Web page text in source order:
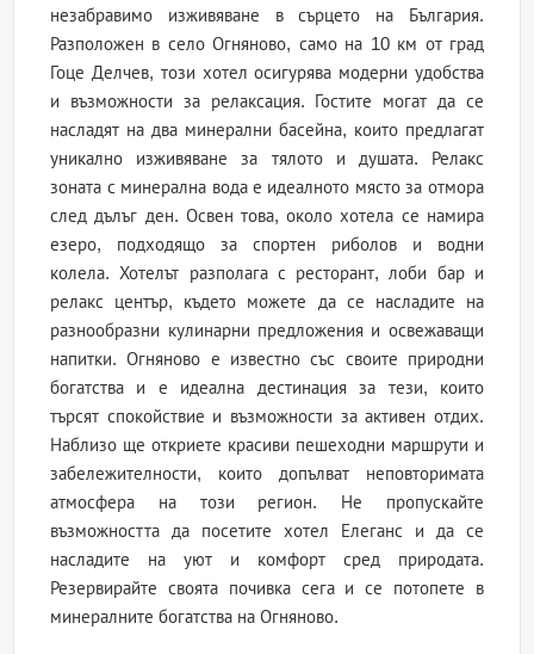
незабравимо изживяване в сърцето на България.
Разположен в село Огняново, само на 10 км от град
Гоце Делчев, този хотел осигурява модерни удобства
и възможности за релаксация. Гостите могат да се
насладят на два минерални басейна, които предлагат
уникално изживяване за тялото и душата. Релакс
зоната с минерална вода е идеалното място за отмора
след дълъг ден. Освен това, около хотела се намира
езеро, подходящо за спортен риболов и водни
колела. Хотелът разполага с ресторант, лоби бар и
релакс център, където можете да се насладите на
разнообразни кулинарни предложения и освежаващи
напитки. Огняново е известно със своите природни
богатства и е идеална дестинация за тези, които
търсят спокойствие и възможности за активен отдих.
Наблизо ще откриете красиви пешеходни маршрути и
забележителности, които допълват неповторимата
атмосфера на този регион. Не пропускайте
възможността да посетите хотел Елеганс и да се
насладите на уют и комфорт сред природата.
Резервирайте своята почивка сега и се потопете в
минералните богатства на Огняново.